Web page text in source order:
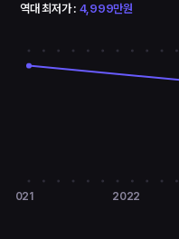
역대 최저가 : 4,999만원
2021 2022